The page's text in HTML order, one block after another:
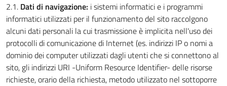
2.1. Dati di navigazione: i sistemi informatici e i programmi
informatici utilizzati per il funzionamento del sito raccolgono
alcuni dati personali la cui trasmissione è implicita nell'uso dei
protocolli di comunicazione di Internet (es. indirizzi IP o nomi a
dominio dei computer utilizzati dagli utenti che si connettono al
sito, gli indirizzi URI -Uniform Resource Identifier- delle risorse
richieste, orario della richiesta, metodo utilizzato nel sottoporre